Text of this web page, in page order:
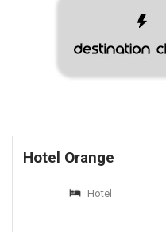
Hotel Orange
Hotel